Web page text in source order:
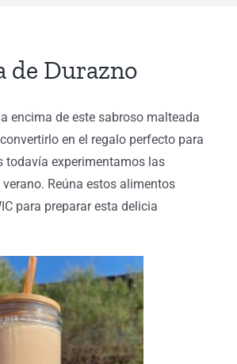
de Durazno
encima de este sabroso malteada
en el regalo perfecto para
todavía experimentamos las
Reúna estos alimentos
para preparar esta delicia